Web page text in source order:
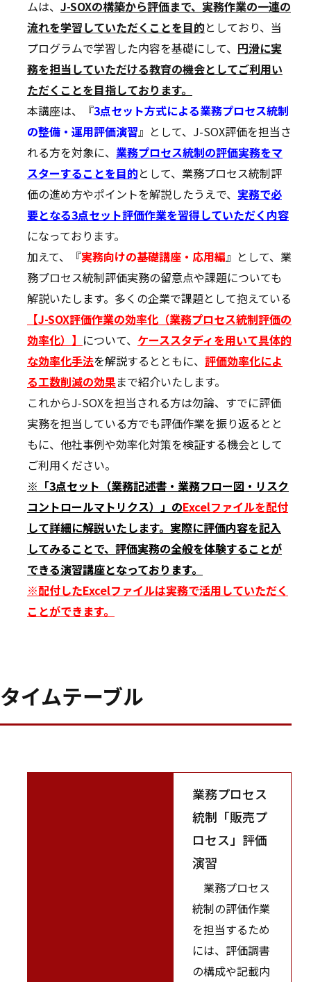
ムは、 J-SOXの構築から評価まで、実務作業の一連の
流れを学習していただくことを目的としており、当
プログラムで学習した内容を基礎にして、 円滑に実
務を担当していただける教育の機会としてご利用い
ただくことを目指しております。
本講座は、『3点セット方式による業務プロセス統制
の整備・運用評価演習』として、J-SOX評価を担当さ
れる方を対象に、 業務プロセス統制の評価実務をマ
スターすることを目的として、業務プロセス統制評
価の進め方やポイントを解説したうえで、 実務で必
要となる3点セット評価作業を習得していただく内容
になっております。
加えて、『実務向けの基礎講座・応用編』として、業
務プロセス統制評価実務の留意点や課題についても
解説いたします。多くの企業で課題として抱えている
【J-SOX評価作業の効率化（業務プロセス統制評価の
効率化）】 について、 ケーススタディを用いて具体的
な効率化手法を解説するとともに、 評価効率化によ
る工数削減の効果まで紹介いたします。
これからJ-SOXを担当される方は勿論、すでに評価
実務を担当している方でも評価作業を振り返るとと
もに、他社事例や効率化対策を検証する機会として
ご利用ください。
※「3点セット（業務記述書・業務フロー図・リスク
コントロールマトリクス）」のExcelファイルを配付
して詳細に解説いたします。実際に評価内容を記入
してみることで、評価実務の全般を体験することが
できる演習講座となっております。
※配付したExcelファイルは実務で活用していただく
ことができます。
タイムテーブル
業務プロセス
統制「販売プ
ロセス」評価
演習
業務プロセス
統制の評価作業
を担当するため
には、評価調書
の構成や記載内